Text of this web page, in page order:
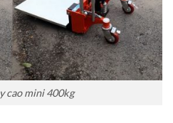
cao mini 400kg